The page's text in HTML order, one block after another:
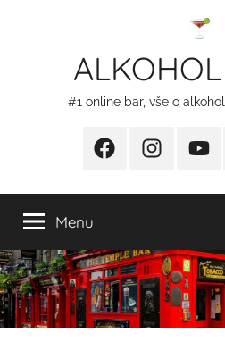
#1 online bar, vše o
FacebookInstagram
YT
Menu